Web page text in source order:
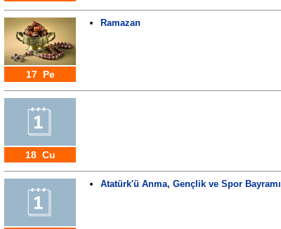
17 Pe
Ramazan
18 Cu
Atatürk'ü Anma, Gençlik ve Spor Bayramı